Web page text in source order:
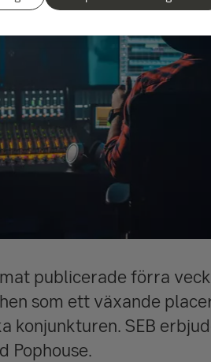
publicerade förra
som ett växande
konjunkturen. SEB
Pophouse.